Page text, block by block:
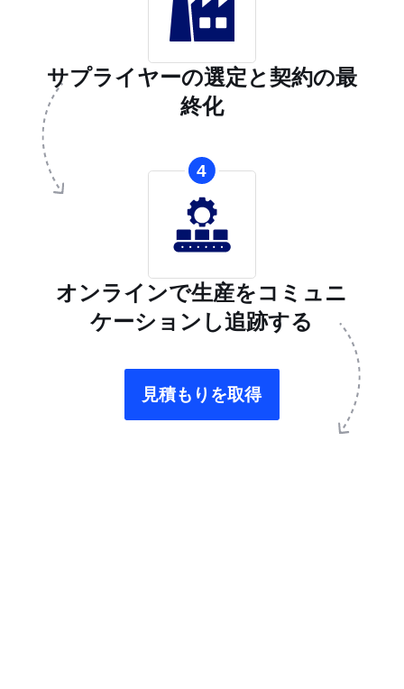
サプライヤーの選定と契約の最
終化
4
オンラインで生産をコミュニ
ケーションし追跡する
見積もりを取得